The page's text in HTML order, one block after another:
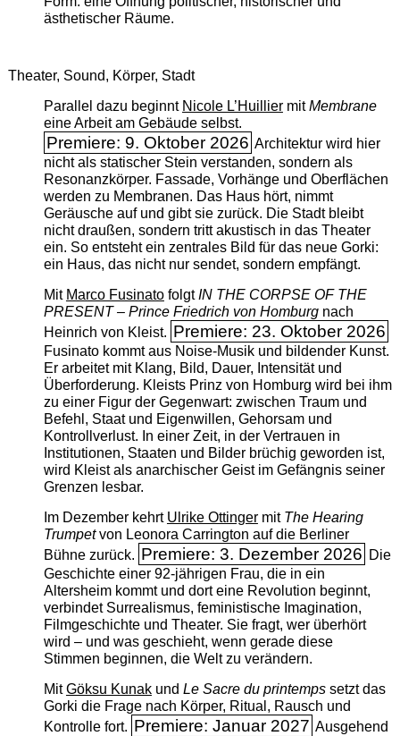
ästhetischer Räume.
Theater, Sound, Körper, Stadt
Parallel dazu beginnt Nicole L’Huilliermit ­Membrane
eine Arbeit am Gebäude selbst.
Premiere: 9. Oktober 2026 Architektur wird hier
nicht als statischer Stein verstanden, sondern als
Resonanzkörper. Fassade, Vorhänge und Oberflächen
werden zu Membranen. Das Haus hört, nimmt
Geräusche auf und gibt sie zurück. Die Stadt bleibt
nicht draußen, sondern tritt akustisch in das Theater
ein. So entsteht ein zentrales Bild für das neue Gorki:
ein Haus, das nicht nur sendet, sondern empfängt.
Mit Marco FusinatofolgtIN THE CORPSE OF THE
PRESENT – Prince Friedrich von Homburgnach
Heinrich von Kleist. Premiere: 23. Oktober 2026
Fusinato kommt aus Noise-Musik und bildender Kunst.
Er arbeitet mit Klang, Bild, Dauer, Intensität und
Überforderung. Kleists Prinz von Homburg wird bei ihm
zu einer Figur der Gegenwart: zwischen Traum und
Befehl, Staat und Eigenwillen, Gehorsam und
Kontrollverlust. In einer Zeit, in der Vertrauen in
Institutionen, Staaten und Bilder brüchig geworden ist,
wird Kleist als anarchischer Geist im Gefängnis seiner
Grenzen lesbar.
Im Dezember kehrt Ulrike Ottingermit The ­Hearing
Trumpetvon Leonora Carrington auf die Berliner
Bühne zurück. Premiere: 3. Dezember 2026 Die
Geschichte einer 92-jährigen Frau, die in ein
Altersheim kommt und dort eine Revolution beginnt,
verbindet Surrealismus, feministische Imagination,
Filmgeschichte und Theater. Sie fragt, wer überhört
wird – und was geschieht, wenn gerade diese
Stimmen beginnen, die Welt zu verändern.
MitGöksu Kunakund Le Sacre du printempssetzt das
Gorki die Frage nach Körper, Ritual, Rausch und
Kontrolle fort. Premiere: Januar 2027 Ausgehend